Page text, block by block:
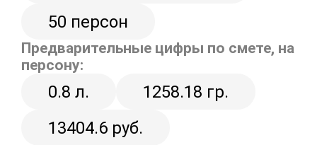
50 персон
Предварительные цифры по смете, на
персону:
0.8 л.
1258.18 гр.
13404.6 руб.